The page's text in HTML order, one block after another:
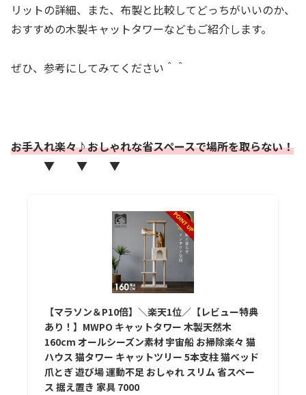
リットの詳細、また、布製と比較してどっちがいいのか、
おすすめの木製キャットタワーなどもご紹介します。
ぜひ、参考にしてみてください＾＾
お手入れ楽々♪おしゃれな省スペースで場所を取らない！
▼ ▼ ▼
【マラソン＆P10倍】＼楽天1位／【レビュー特典
あり！】MWPO キャットタワー 木製天然木
160cm オールシーズン素材 宇宙船 お掃除楽々 猫
ハウス 猫タワー キャットツリー 5本支柱 猫ベッド
爪とぎ 遊び場 運動不足 おしゃれ スリム 省スペー
ス 据え置き 家具 7000